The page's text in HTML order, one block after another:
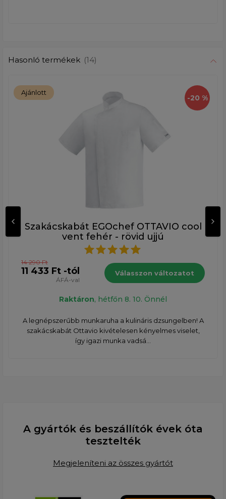
Hasonló termékek (14)
-20 %
Ajánlott
Szakácskabát EGOchef OTTAVIO cool
vent fehér - rövid ujjú
14 290 Ft
11 433 Ft -tól
ÁFÁ-val
Válasszon változatot
Raktáron, hétfőn 8. 10. Önnél
A legnépszerűbb munkaruha a kulináris dzsungelben! A
szakácskabát Ottavio kivételesen kényelmes viselet,
így igazi munka vadsá...
A gyártók és beszállítók évek óta
tesztelték
Megjeleníteni az összes gyártót